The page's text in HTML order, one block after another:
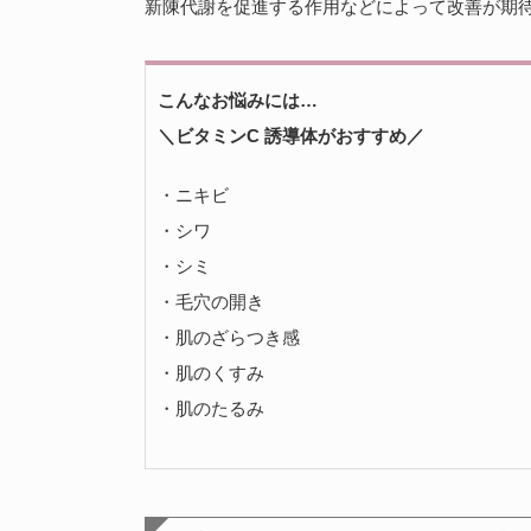
新陳代謝を促進する作用などによって改善が期
こんなお悩みには…
＼ビタミンC 誘導体がおすすめ／
・ニキビ
・シワ
・シミ
・毛穴の開き
・肌のざらつき感
・肌のくすみ
・肌のたるみ